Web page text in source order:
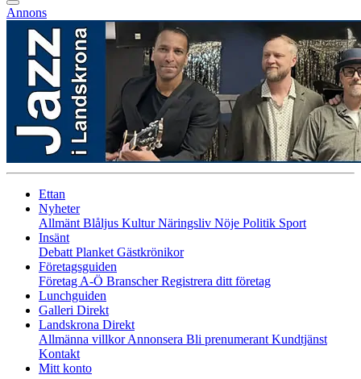
Annons
Ettan
Nyheter
Allmänt Blåljus KulturNäringsliv Nöje Politik Sport
Insänt
Debatt Planket Gästkrönikor
Företagsguiden
Företag A-Ö BranscherRegistrera ditt företag
Lunchguiden
Galleri Direkt
Landskrona Direkt
Allmänna villkorAnnonsera Bli prenumerant Kundtjänst
Kontakt
Mitt konto